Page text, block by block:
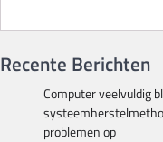
Recente Berichten
Computer veelvuldig
problemen op